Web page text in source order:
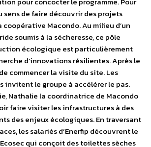
sens de faire découvrir des projets
coopérative Macondo. Au milieu d’un
soumis à la sécheresse, ce pôle
écologique est particulièrement
d’innovations résilientes. Après le
commencer la visite du site. Les
invitent le groupe à accélérer le pas.
Nathalie la coordinatrice de Macondo
faire visiter les infrastructures à des
des enjeux écologiques. En traversant
les salariés d’Enerfip découvrent le
qui conçoit des toilettes sèches